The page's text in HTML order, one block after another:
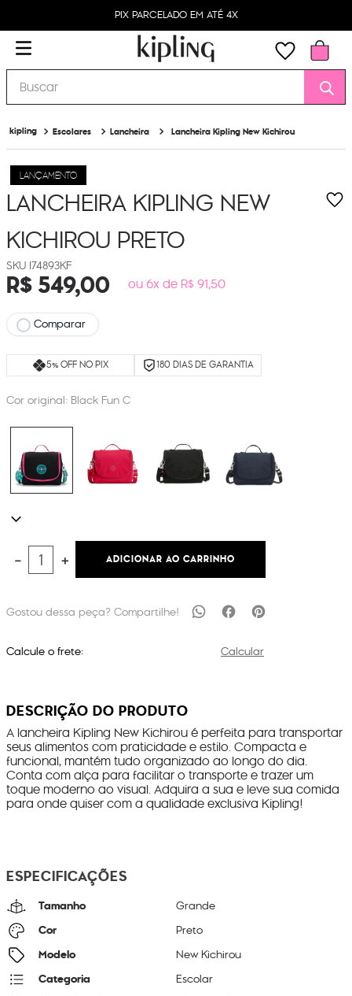
PIX PARCELADO EM ATÉ 4X
Buscar
Escolares Lancheira Lancheira Kipling New Kichirou
LANÇAMENTO
LANCHEIRA KIPLING NEW
KICHIROU PRETO
I74893KF
R$549,00 ou 6x de R$ 91,50
Comparar
5% OFF NO PIX 180 DIAS DE GARANTIA
Cor original: Black Fun C
＋
－ ADICIONAR AO CARRINHO
Calcule o frete: Calcular
DESCRIÇÃO DO PRODUTO
A lancheira Kipling New Kichirou é perfeita para transportar
seus alimentos com praticidade e estilo. Compacta e
funcional, mantém tudo organizado ao longo do dia.
Conta com alça para facilitar o transporte e trazer um
toque moderno ao visual. Adquira a sua e leve sua comida
para onde quiser com a qualidade exclusiva Kipling!
ESPECIFICAÇÕES
Tamanho Grande
Cor Preto
Modelo New Kichirou
Categoria Escolar